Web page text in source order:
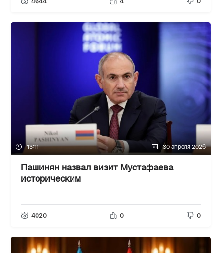
13:11 30 апреля 2026
Пашинян назвал визит Мустафаева
историческим
4020 0 0